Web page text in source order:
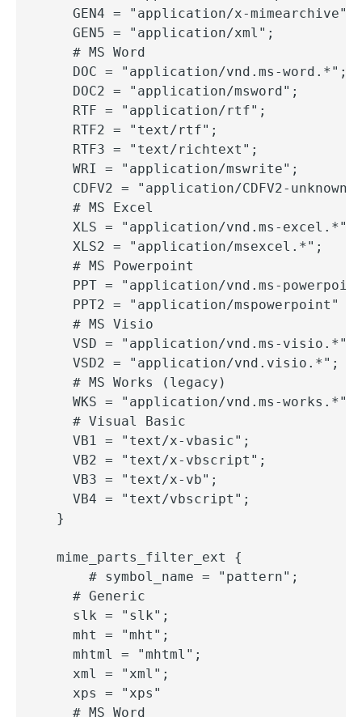
    GEN4 = "application/x-mimearchive";
    GEN5 = "application/xml";
    # MS Word
    DOC = "application/vnd.ms-word.*";
    DOC2 = "application/msword";
    RTF = "application/rtf";
    RTF2 = "text/rtf";
    RTF3 = "text/richtext";
    WRI = "application/mswrite";
CDFV2 = "application/CDFV2-
    # MS Excel
    XLS = "application/vnd.ms-excel.*";
    XLS2 = "application/msexcel.*";
    # MS Powerpoint
PPT = "application/vnd.ms-
    PPT2 = "application/mspowerpoint"
    # MS Visio
    VSD = "application/vnd.ms-visio.*";
    VSD2 = "application/vnd.visio.*";
    # MS Works (legacy)
    WKS = "application/vnd.ms-works.*"
    # Visual Basic
    VB1 = "text/x-vbasic";
    VB2 = "text/x-vbscript";
    VB3 = "text/x-vb";
    VB4 = "text/vbscript";
  }
  mime_parts_filter_ext {
      # symbol_name = "pattern";
    # Generic
    slk = "slk";
    mht = "mht";
    mhtml = "mhtml";
    xml = "xml";
    xps = "xps"
    # MS Word